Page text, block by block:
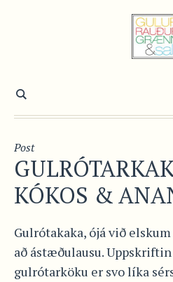
Post
KÓKOS &
Gulrótakaka, ójá við
að ástæðulausu. Uppskriftin
gulrótarköku er svo líka